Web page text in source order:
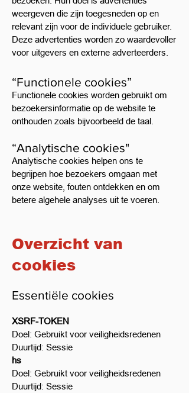
weergeven die zijn toegesneden op en
relevant zijn voor de individuele gebruiker.
Deze advertenties worden zo waardevoller
voor uitgevers en externe adverteerders.
“Functionele cookies”
Functionele cookies worden gebruikt om
bezoekersinformatie op de website te
onthouden zoals bijvoorbeeld de taal.
“Analytische cookies"
Analytische cookies helpen ons te
begrijpen hoe bezoekers omgaan met
onze website, fouten ontdekken en om
betere algehele analyses uit te voeren.
Overzicht van
cookies
Essentiële cookies
XSRF-TOKEN
Doel: Gebruikt voor veiligheidsredenen
Duurtijd: Sessie
hs
Doel: Gebruikt voor veiligheidsredenen
Duurtijd: Sessie